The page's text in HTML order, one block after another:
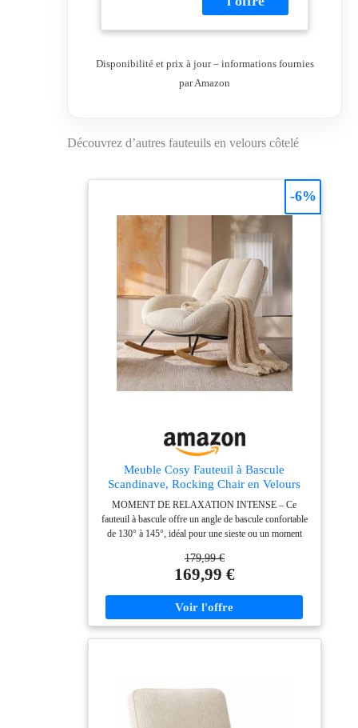
Disponibilité et prix à jour – informations fournies
par Amazon
Découvrez d’autres fauteuils en velours côtelé
Meuble Cosy Fauteuil à Bascule
Scandinave, Rocking Chair en Velours
Côtelé, Chaise à Bascule Allaitement,
Pieds en Bois d’Hévéa, pour Salon
Chambre, Beige
MOMENT DE RELAXATION INTENSE – Ce
fauteuil à bascule offre un angle de bascule confortable
de 130° à 145°, idéal pour une sieste ou un moment
SUPÉRIEUR XXL – Cette chaise berçante grand
format adopte un velours côtelé premium et un
enveloppant. SOUTIEN ERGONOMIQUE – Le
dossier haut et les accoudoirs du fauteuil à bascule
massif, assurant stabilité et capacité de 120 kg.
DESIGN ÉLÉGANT et MONTAGE FACILE – Ce
fauteuil lounge à bascule se monte en quelques minutes
179,99 €
169,99 €
-6%